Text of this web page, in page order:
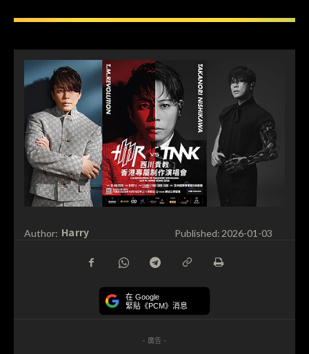
Author: Harry Published: 2026-01-03
在 Google
緊貼《PCM》消息
- 廣告 -